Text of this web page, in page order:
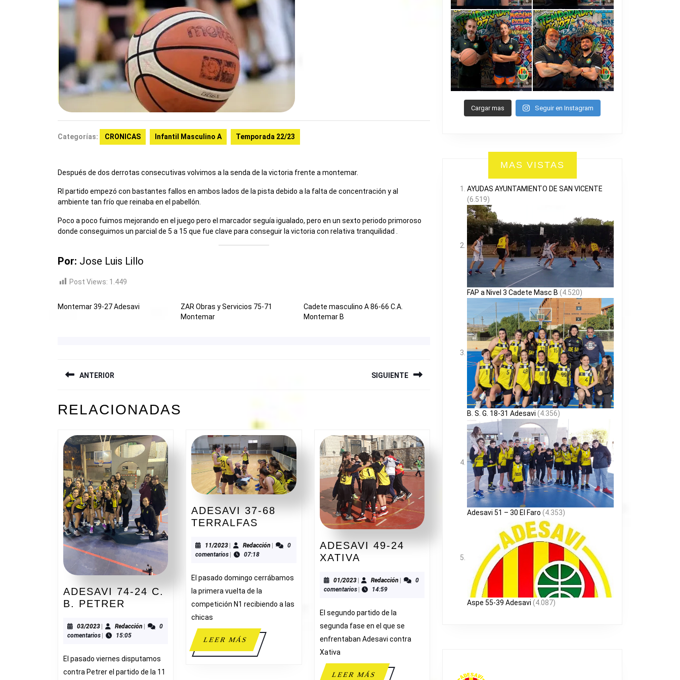
Categorías: CRONICAS Infantil Masculino A Temporada 22/23
Después de dos derrotas consecutivas volvimos a la senda de la victoria frente a montemar.
Rl partido empezó con bastantes fallos en ambos lados de la pista debido a la falta de concentración y al
ambiente tan frío que reinaba en el pabellón.
Poco a poco fuimos mejorando en el juego pero el marcador seguía igualado, pero en un sexto periodo primoroso
donde conseguimos un parcial de 5 a 15 que fue clave para conseguir la victoria con relativa tranquilidad .
Por: Jose Luis Lillo
Post Views: 1.449
Montemar 39-27 Adesavi
ZAR Obras y Servicios 75-71
Montemar
Cadete masculino A 86-66 C.A.
Montemar B
DE
ENTRADAS
ANTERIOR
anterior:
SIGUIENTE
RELACIONADAS
ADESAVI 74-24 C.
B. PETRER
24
C.
PETRER
03/202303/2023
| RedacciónRedacción
|
0
comentarios | 15:05
El pasado viernes disputamos
contra Petrer el partido de la 11
ADESAVI 37-68
TERRALFAS
68
TERRALFAS
11/202311/2023
| Redacción Redacción
|
0
comentarios | 07:18
El pasado domingo cerrábamos
la primera vuelta de la
competición N1 recibiendo a las
chicas
LEER MÁSLEER
MÁS
ADESAVI 49-24
XATIVA
24
XATIVA
01/202301/2023Redacción Redacción
0
comentarios
14:59
El segundo partido de la
segunda fase en el que se
enfrentaban Adesavi contra
Xativa
LEER MÁSLEER
Cargar mas Seguir en Instagram
MAS VISTAS
AYUDAS AYUNTAMIENTO DE SAN VICENTE
(6.519)
FAP a Nivel 3 Cadete Masc B (4.520)
B. S. G. 18-31 Adesavi (4.356)
Adesavi 51 – 30 El Faro (4.353)
Aspe 55-39 Adesavi (4.087)